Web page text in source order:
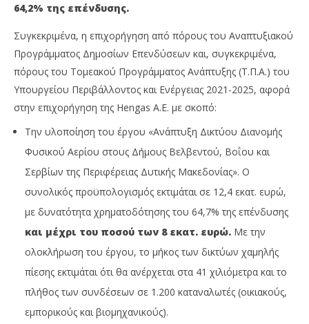
64,2% της επένδυσης.
Συγκεκριμένα, η επιχορήγηση από πόρους του Αναπτυξιακού
Προγράμματος Δημοσίων Επενδύσεων και, συγκεκριμένα,
πόρους του Τομεακού Προγράμματος Ανάπτυξης (Τ.Π.Α.) του
Υπουργείου Περιβάλλοντος και Ενέργειας 2021-2025, αφορά
στην επιχορήγηση της Hengas A.E. με σκοπό:
Την υλοποίηση του έργου «Ανάπτυξη Δικτύου Διανομής
Φυσικού Αερίου στους Δήμους Βελβεντού, Βοΐου και
Σερβίων της Περιφέρειας Δυτικής Μακεδονίας». Ο
συνολικός προϋπολογισμός εκτιμάται σε 12,4 εκατ. ευρώ,
με δυνατότητα χρηματοδότησης του 64,7% της επένδυσης
και μέχρι του ποσού των 8 εκατ. ευρώ. Με την
ολοκλήρωση του έργου, το μήκος των δικτύων χαμηλής
πίεσης εκτιμάται ότι θα ανέρχεται στα 41 χιλιόμετρα και το
πλήθος των συνδέσεων σε 1.200 καταναλωτές (οικιακούς,
εμπορικούς και βιομηχανικούς).